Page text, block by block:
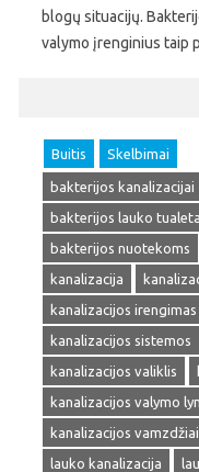
blogų situacijų.
valymo įrenginius taip
Buitis Skelbimai
bakterijos kanalizacijai
bakterijos lauko
bakterijos nuotekoms
kanalizacija
kanalizacijos irengimas
kanalizacijos sistemos
kanalizacijos valiklis
kanalizacijos valymo
kanalizacijos vamzdžiai
lauko kanalizacija